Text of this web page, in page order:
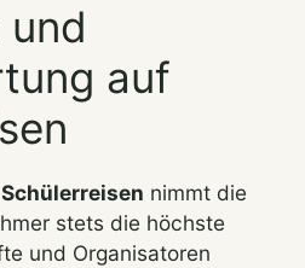
auf
Schülerreisen nimmt die
stets die höchste
und Organisatoren